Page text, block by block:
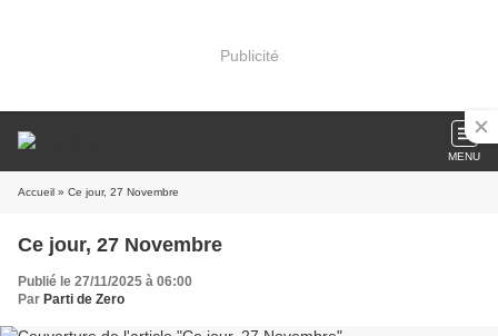
Publicité
MENU
Accueil » Ce jour, 27 Novembre
Ce jour, 27 Novembre
Publié le 27/11/2025 à 06:00
Par Parti de Zero